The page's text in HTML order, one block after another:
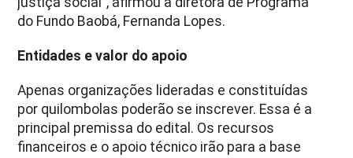
do Fundo Baobá, Fernanda Lopes.
Entidades e valor do apoio
Apenas organizações lideradas e constituídas
por quilombolas poderão se inscrever. Essa é a
principal premissa do edital. Os recursos
financeiros e o apoio técnico irão para a base